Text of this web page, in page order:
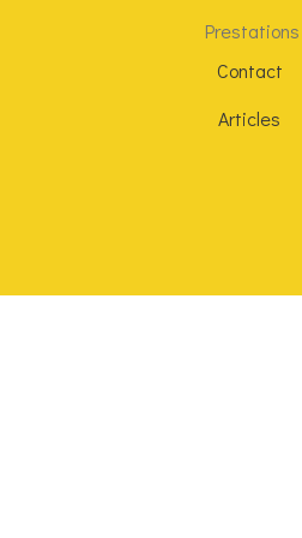
Prestations
Contact
Articles